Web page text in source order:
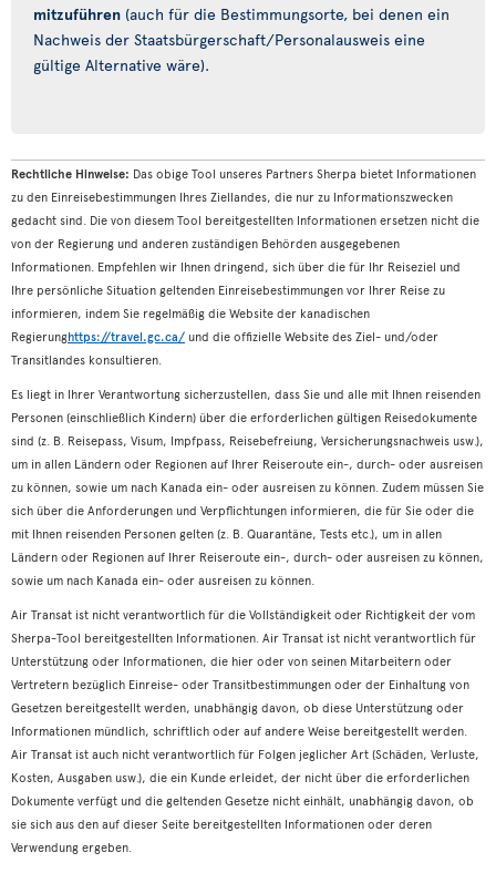
mitzuführen (auch für die Bestimmungsorte, bei denen ein
Nachweis der Staatsbürgerschaft/Personalausweis eine
gültige Alternative wäre).
Rechtliche Hinweise: Das obige Tool unseres Partners Sherpa bietet Informationen
zu den Einreisebestimmungen Ihres Ziellandes, die nur zu Informationszwecken
gedacht sind. Die von diesem Tool bereitgestellten Informationen ersetzen nicht die
von der Regierung und anderen zuständigen Behörden ausgegebenen
Informationen. Empfehlen wir Ihnen dringend, sich über die für Ihr Reiseziel und
Ihre persönliche Situation geltenden Einreisebestimmungen vor Ihrer Reise zu
informieren, indem Sie regelmäßig die Website der kanadischen
Regierunghttps://travel.gc.ca/ und die offizielle Website des Ziel- und/oder
Transitlandes konsultieren.
Es liegt in Ihrer Verantwortung sicherzustellen, dass Sie und alle mit Ihnen reisenden
Personen (einschließlich Kindern) über die erforderlichen gültigen Reisedokumente
sind (z. B. Reisepass, Visum, Impfpass, Reisebefreiung, Versicherungsnachweis usw.),
um in allen Ländern oder Regionen auf Ihrer Reiseroute ein-, durch- oder ausreisen
zu können, sowie um nach Kanada ein- oder ausreisen zu können. Zudem müssen Sie
sich über die Anforderungen und Verpflichtungen informieren, die für Sie oder die
mit Ihnen reisenden Personen gelten (z. B. Quarantäne, Tests etc.), um in allen
Ländern oder Regionen auf Ihrer Reiseroute ein-, durch- oder ausreisen zu können,
sowie um nach Kanada ein- oder ausreisen zu können.
Air Transat ist nicht verantwortlich für die Vollständigkeit oder Richtigkeit der vom
Sherpa-Tool bereitgestellten Informationen. Air Transat ist nicht verantwortlich für
Unterstützung oder Informationen, die hier oder von seinen Mitarbeitern oder
Vertretern bezüglich Einreise- oder Transitbestimmungen oder der Einhaltung von
Gesetzen bereitgestellt werden, unabhängig davon, ob diese Unterstützung oder
Informationen mündlich, schriftlich oder auf andere Weise bereitgestellt werden.
Air Transat ist auch nicht verantwortlich für Folgen jeglicher Art (Schäden, Verluste,
Kosten, Ausgaben usw.), die ein Kunde erleidet, der nicht über die erforderlichen
Dokumente verfügt und die geltenden Gesetze nicht einhält, unabhängig davon, ob
sie sich aus den auf dieser Seite bereitgestellten Informationen oder deren
Verwendung ergeben.